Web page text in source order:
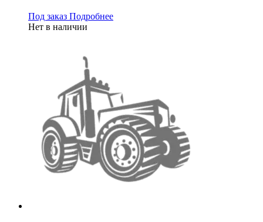
Под заказ Подробнее
Нет в наличии